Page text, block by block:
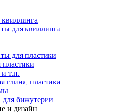
квиллинга
для квиллинга
для пластики
пластики
т.п.
глина, пластика
бижутерии